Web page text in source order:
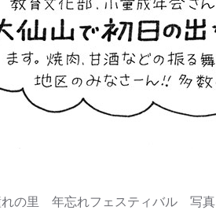
れの里 年忘れフェスティバル 写真